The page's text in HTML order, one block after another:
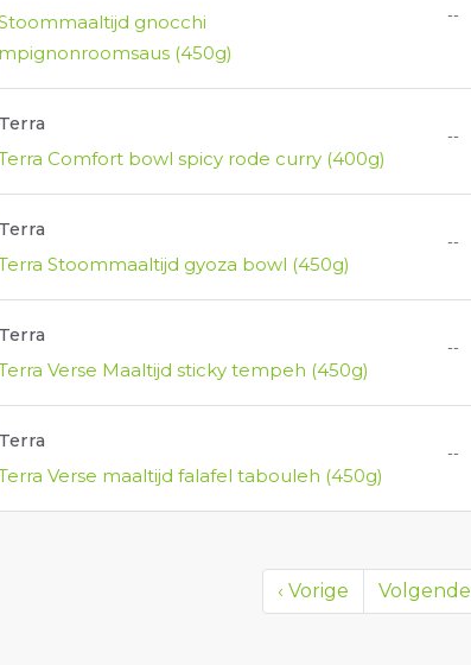
gnocchi
(450g)
--
Comfort bowl spicy rode curry (400g)
--
Stoommaaltijd gyoza bowl (450g)
--
Verse Maaltijd sticky tempeh (450g)
--
Verse maaltijd falafel tabouleh (450g)
--
‹ Vorige Volgende